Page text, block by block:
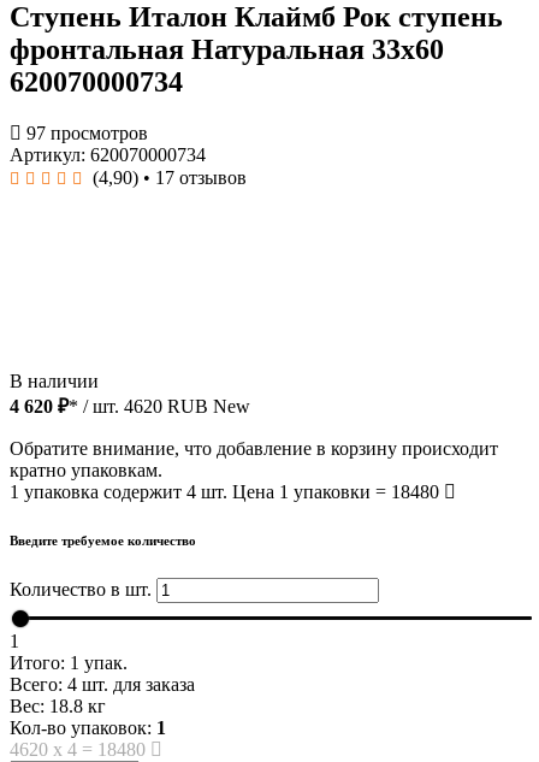
Ступень Италон Клаймб Рок ступень
фронтальная Натуральная 33x60
620070000734
97 просмотров
Артикул: 620070000734
(4,90) • 17 отзывов
В наличии
4 620 ₽* / шт. 4620 RUB New
Обратите внимание, что добавление в корзину происходит
кратно упаковкам.
1 упаковка содержит 4 шт. Цена 1 упаковки = 18480
Введите требуемое количество
Количество в шт.
1
Итого: 1 упак.
Всего: 4 шт. для заказа
Вес: 18.8 кг
Кол-во упаковок: 1
4620 x 4 = 18480